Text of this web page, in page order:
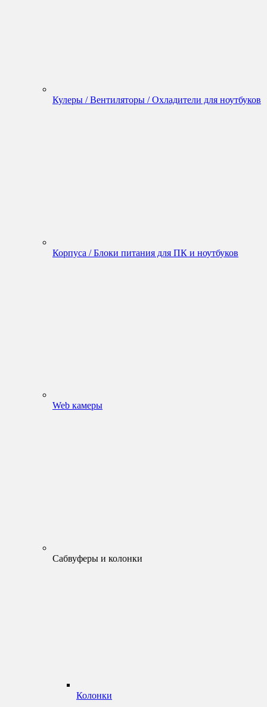
Кулеры / Вентиляторы / Охладители для ноутбуков
Корпуса / Блоки питания для ПК и ноутбуков
Web камеры
Сабвуферы и колонки
Колонки